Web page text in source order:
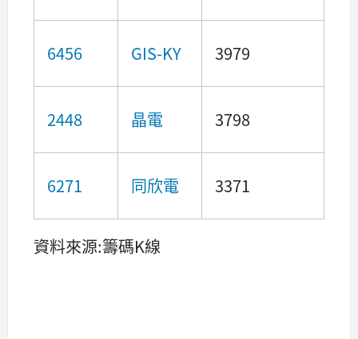
6456 GIS-KY 3979
2448 晶電 3798
6271 同欣電 3371
資料來源:籌碼K線